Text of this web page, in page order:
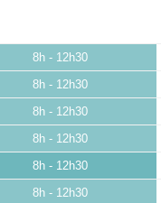
8h - 12h30
8h - 12h30
8h - 12h30
8h - 12h30
8h - 12h30
8h - 12h30